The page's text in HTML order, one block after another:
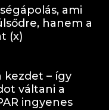
ami
hanem a
(x)
kezdet – így
váltani a
ingyenes